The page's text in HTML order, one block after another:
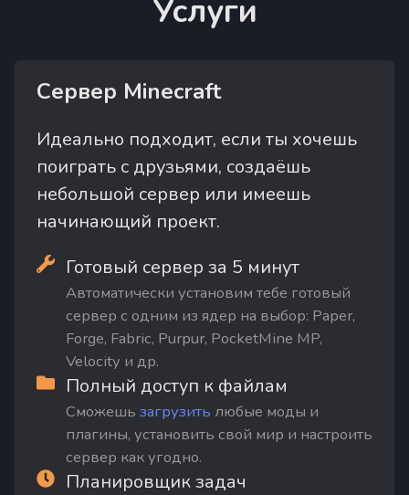
Услуги
Сервер Minecraft
Идеально подходит, если ты хочешь
поиграть с друзьями, создаёшь
небольшой сервер или имеешь
начинающий проект.
Готовый сервер за 5 минут
Автоматически установим тебе готовый
сервер с одним из ядер на выбор: Paper,
Forge, Fabric, Purpur, PocketMine MP,
Velocity и др.
Полный доступ к файлам
Сможешь загрузить любые моды и
плагины, установить свой мир и настроить
сервер как угодно.
Планировщик задач